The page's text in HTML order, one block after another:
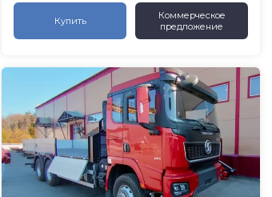
Купить
Коммерческое
предложение